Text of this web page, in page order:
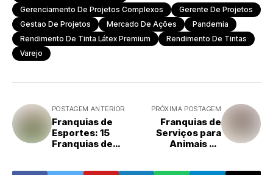
Gerenciamento De Projetos Complexos
Gerente De Projetos
Gestao De Projetos
Mercado De Ações
Pandemia
Rendimento De Tinta Látex Premium
Rendimento De Tintas
Varejo
POSTAGEM ANTERIOR
Franquias de
Esportes: 15
Franquias de
PRÓXIMA POSTAGEM
Franquias de
Serviços para
Animais de